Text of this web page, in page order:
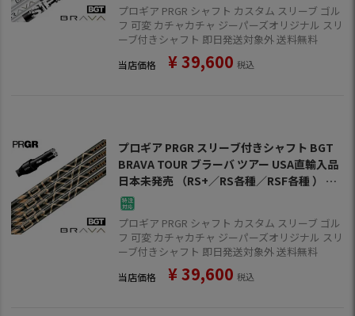
プロギア PRGR シャフト カスタム スリーブ ゴル
フ 可変 カチャカチャ ジーパーズオリジナル スリ
ーブ付きシャフト 即日発送対象外 送料無料
当店価格 ¥39,600 税込
プロギア PRGR スリーブ付きシャフト BGT
BRAVA TOUR ブラーバ ツアー USA直輸入品
日本未発売 （RS+／RS各種／RSF各種 ） ゴ
ルフ シャフト
プロギア PRGR シャフト カスタム スリーブ ゴル
フ 可変 カチャカチャ ジーパーズオリジナル スリ
ーブ付きシャフト 即日発送対象外 送料無料
当店価格 ¥39,600 税込